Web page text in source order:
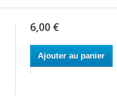
6,00 €
Ajouter au panier